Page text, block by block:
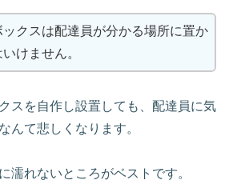
クスは配達員が分かる場所に置か
けません。
スを自作し設置しても、配達員に気
んて悲しくなります。
濡れないところがベストです。